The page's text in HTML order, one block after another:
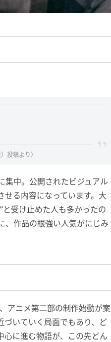
投稿より）
集中。公開されたビジュアル
る内容になっています。大
受け止めた人も多かったの
、作品の根強い人気がにじみ
アニメ第二部の制作始動が案
づいていく局面でもあり、ど
心に進む物語が、この先どん